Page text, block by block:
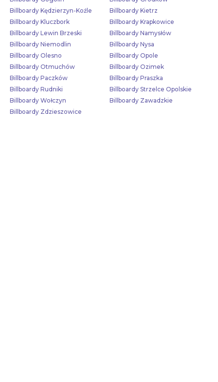
Billboardy Kędzierzyn-Koźle
Billboardy Kietrz
Billboardy Kluczbork
Billboardy Krapkowice
Billboardy Lewin Brzeski
Billboardy Namysłów
Billboardy Niemodlin
Billboardy Nysa
Billboardy Olesno
Billboardy Opole
Billboardy Otmuchów
Billboardy Ozimek
Billboardy Paczków
Billboardy Praszka
Billboardy Rudniki
Billboardy Strzelce Opolskie
Billboardy Wołczyn
Billboardy Zawadzkie
Billboardy Zdzieszowice